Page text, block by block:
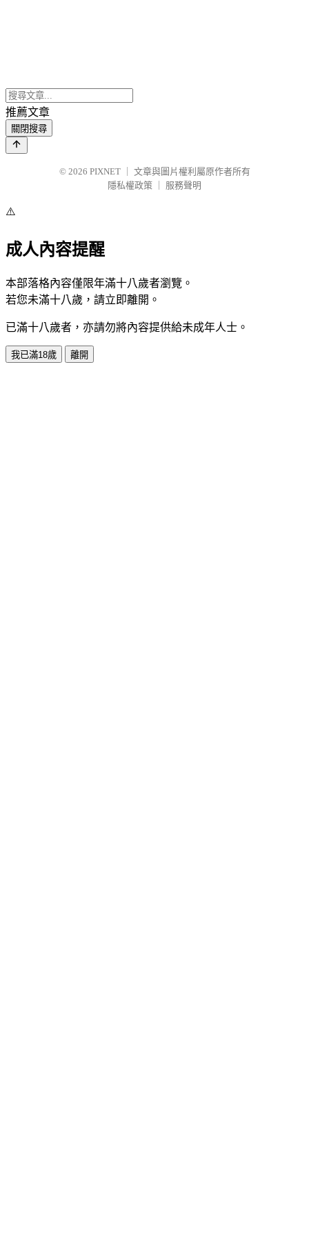
推薦文章
關閉搜尋
© 2026 PIXNET
文章與圖片權利屬原作者所有
隱私權政策
服務聲明
⚠️
成人內容提醒
本部落格內容僅限年滿十八歲者瀏覽。
若您未滿十八歲，請立即離開。
已滿十八歲者，亦請勿將內容提供給未成年人士。
我已滿18歲 離開